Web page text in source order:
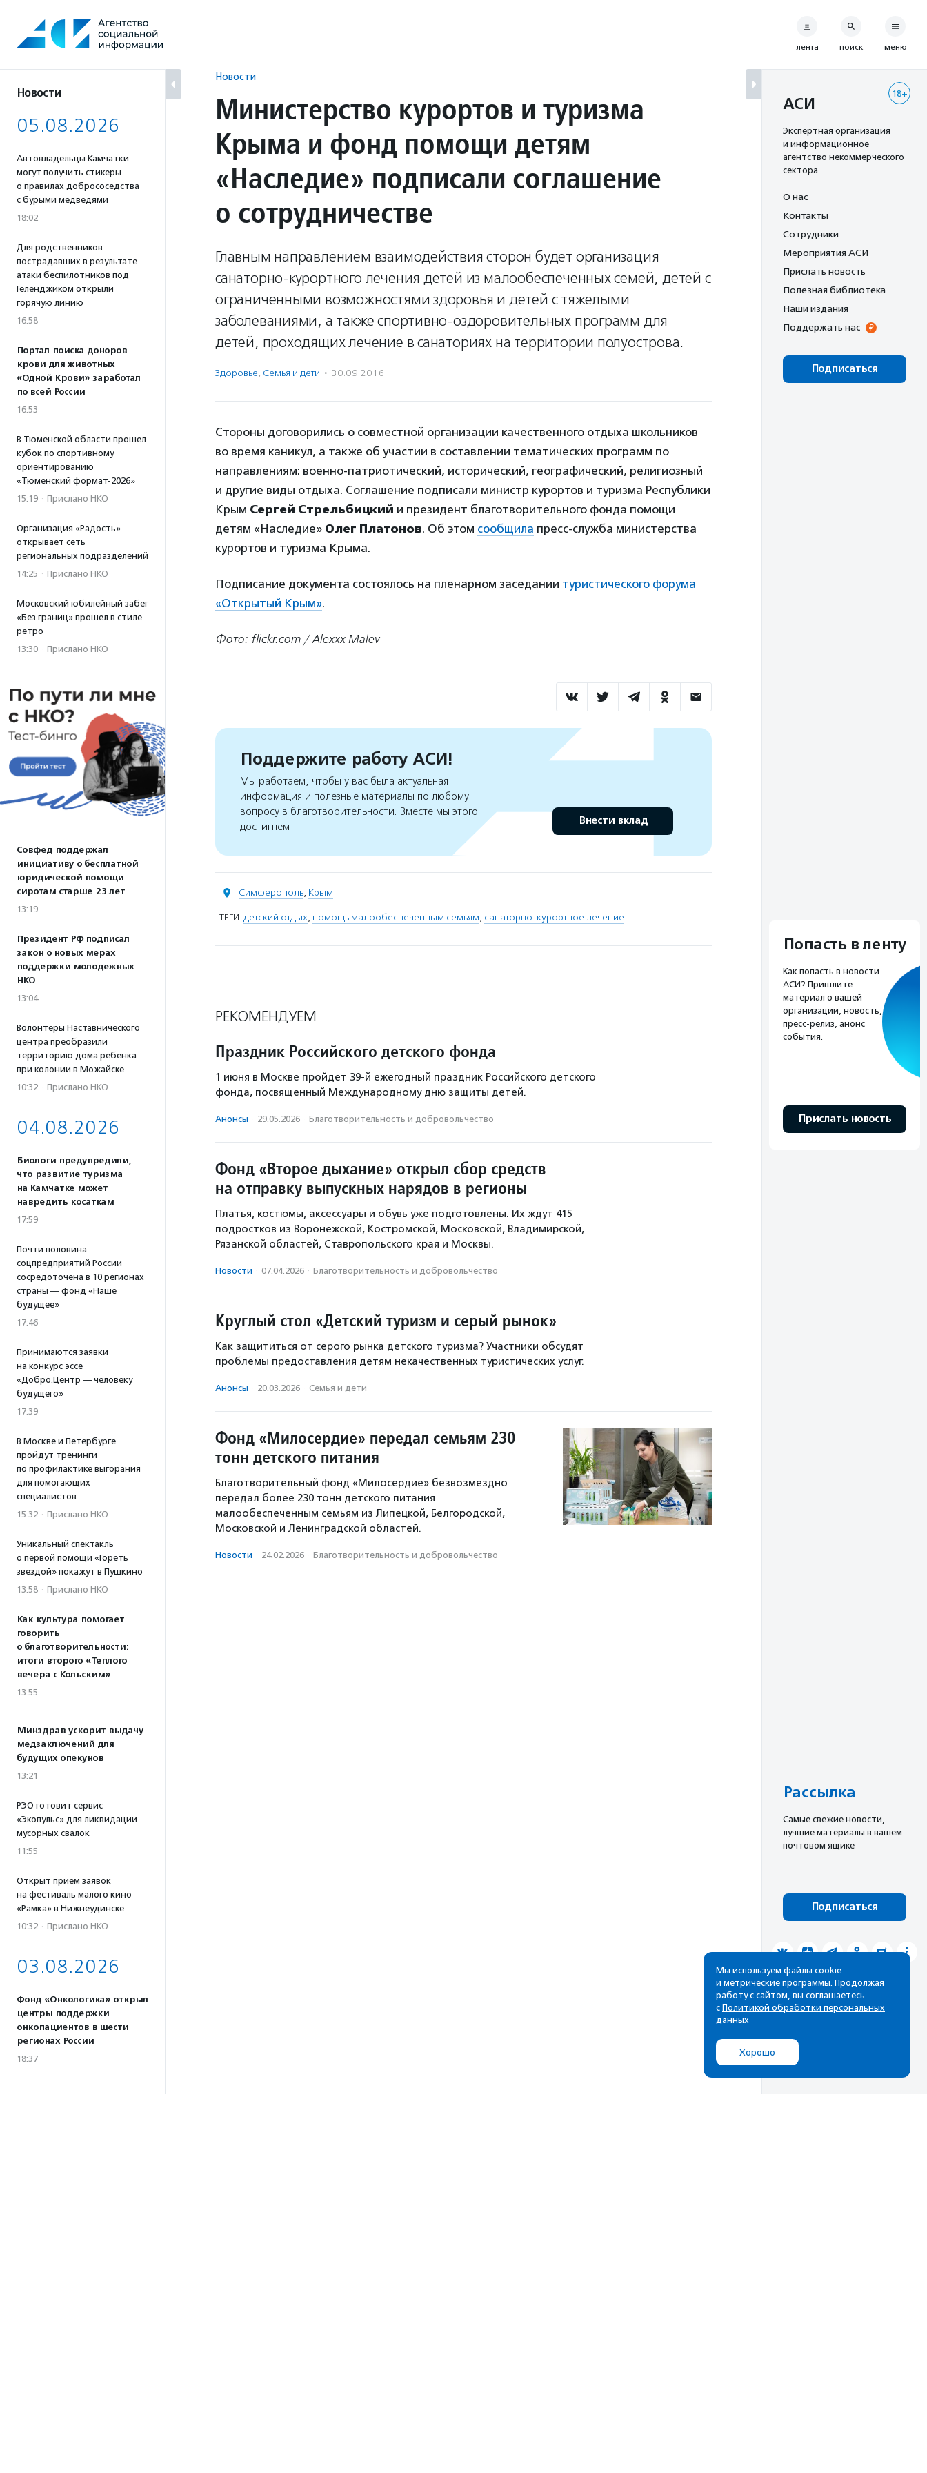
содержанию
Новости
05.08.2026
Автовладельцы Камчатки
могут получить стикеры
о правилах добрососедства
с бурыми медведями
18:02
Для родственников
пострадавших в результате
атаки беспилотников под
Геленджиком открыли
горячую линию
16:58
Портал поиска доноров
крови для животных
«Одной Крови» заработал
по всей России
16:53
В Тюменской области прошел
кубок по спортивному
ориентированию
«Тюменский формат-2026»
15:19 · Прислано НКО
Организация «Радость»
открывает сеть
региональных подразделений
14:25 · Прислано НКО
Московский юбилейный забег
«Без границ» прошел в стиле
ретро
13:30 · Прислано НКО
Совфед поддержал
инициативу о бесплатной
юридической помощи
сиротам старше 23 лет
13:19
Президент РФ подписал
закон о новых мерах
поддержки молодежных
НКО
13:04
Волонтеры Наставнического
центра преобразили
территорию дома ребенка
при колонии в Можайске
10:32 · Прислано НКО
04.08.2026
Биологи предупредили,
что развитие туризма
на Камчатке может
навредить косаткам
17:59
Почти половина
соцпредприятий России
сосредоточена в 10 регионах
страны — фонд «Наше
будущее»
17:46
Принимаются заявки
на конкурс эссе
«Добро.Центр — человеку
будущего»
17:39
В Москве и Петербурге
пройдут тренинги
по профилактике выгорания
для помогающих
специалистов
15:32 · Прислано НКО
Уникальный спектакль
о первой помощи «Гореть
звездой» покажут в Пушкино
13:58 · Прислано НКО
Как культура помогает
говорить
о благотворительности:
итоги второго «Теплого
вечера с Кольским»
13:55
Минздрав ускорит выдачу
медзаключений для
будущих опекунов
13:21
РЭО готовит сервис
«Экопульс» для ликвидации
мусорных свалок
11:55
Открыт прием заявок
на фестиваль малого кино
«Рамка» в Нижнеудинске
10:32 · Прислано НКО
03.08.2026
Фонд «Онкологика» открыл
центры поддержки
онкопациентов в шести
регионах России
18:37
Новости
Министерство курортов и туризма
Крыма и фонд помощи детям
«Наследие» подписали соглашение
о сотрудничестве
Главным направлением взаимодействия сторон будет организация
санаторно-курортного лечения детей из малообеспеченных семей, детей с
ограниченными возможностями здоровья и детей с тяжелыми
заболеваниями, а также спортивно-оздоровительных программ для
детей, проходящих лечение в санаториях на территории полуострова.
Здоровье, Семья и дети · 30.09.2016
Стороны договорились о совместной организации качественного отдыха школьников
во время каникул, а также об участии в составлении тематических программ по
направлениям: военно-патриотический, исторический, географический, религиозный
и другие виды отдыха. Соглашение подписали министр курортов и туризма Республики
Крым Сергей Стрельбицкий и президент благотворительного фонда помощи
детям «Наследие» Олег Платонов. Об этом сообщила пресс-служба министерства
курортов и туризма Крыма.
Подписание документа состоялось на пленарном заседании туристического форума
«Открытый Крым».
Фото: flickr.com / Alexxx Malev
Поддержите работу АСИ!
Мы работаем, чтобы у вас была актуальная
информация и полезные материалы по любому
вопросу в благотворительности. Вместе мы этого
достигнем
Внести вклад
Симферополь, Крым
ТЕГИ: детский отдых, помощь малообеспеченным семьям, санаторно-курортное лечение
РЕКОМЕНДУЕМ
Праздник Российского детского фонда
1 июня в Москве пройдет 39-й ежегодный праздник Российского детского
фонда, посвященный Международному дню защиты детей.
Анонсы · 29.05.2026 · Благотвори­тель­ность и доброволь­чест­во
Фонд «Второе дыхание» открыл сбор средств
на отправку выпускных нарядов в регионы
Платья, костюмы, аксессуары и обувь уже подготовлены. Их ждут 415
подростков из Воронежской, Костромской, Московской, Владимирской,
Рязанской областей, Ставропольского края и Москвы.
Новости · 07.04.2026 · Благотвори­тель­ность и доброволь­чест­во
Круглый стол «Детский туризм и серый рынок»
Как защититься от серого рынка детского туризма? Участники обсудят
проблемы предоставления детям некачественных туристических услуг.
Анонсы · 20.03.2026 · Семья и дети
Фонд «Милосердие» передал семьям 230
тонн детского питания
Благотворительный фонд «Милосердие» безвозмездно
передал более 230 тонн детского питания
малообеспеченным семьям из Липецкой, Белгородской,
Московской и Ленинградской областей.
Новости · 24.02.2026 · Благотвори­тель­ность и доброволь­чест­во
лента поиск меню
18+
АСИ
Экспертная организация
и информационное
агентство некоммерческого
сектора
О нас
Контакты
Сотрудники
Мероприятия АСИ
Прислать новость
Полезная библиотека
Наши издания
Поддержать нас
Подписаться
Попасть в ленту
Как попасть в новости
АСИ? Пришлите
материал о вашей
организации, новость,
пресс-релиз, анонс
события.
Прислать новость
Рассылка
Cамые свежие новости,
лучшие материалы в вашем
почтовом ящике
Подписаться
Мы используем файлы cookie
и метрические программы. Продолжая
работу с сайтом, вы соглашаетесь
с Политикой обработки персональных
данных
Хорошо